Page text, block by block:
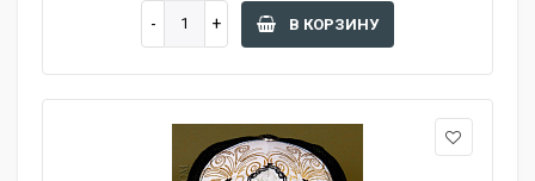
В КОРЗИНУ